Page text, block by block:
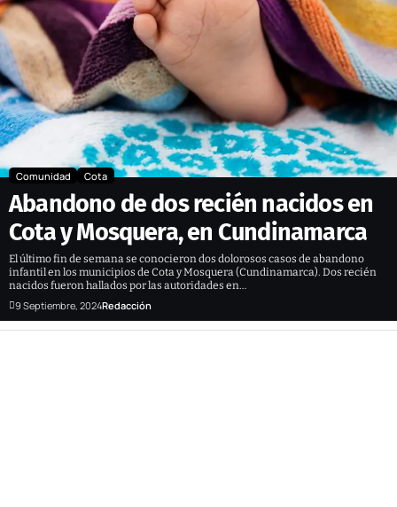
Comunidad Cota
Abandono de dos recién nacidos en
Cota y Mosquera, en Cundinamarca
El último fin de semana se conocieron dos dolorosos casos de abandono
infantil en los municipios de Cota y Mosquera (Cundinamarca). Dos recién
nacidos fueron hallados por las autoridades en…
9 Septiembre, 2024Redacción